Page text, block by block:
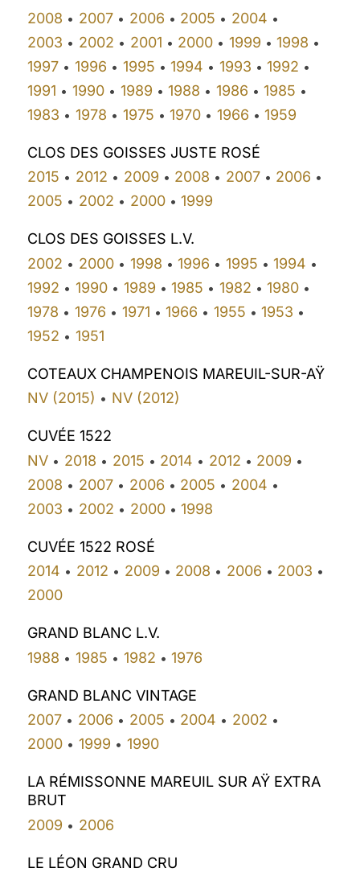
2008 • 2007• 2006 • 2005 • 2004 •
2003 • 2002 • 2001 • 2000 • 1999 • 1998 •
1997 • 1996 • 1995 • 1994 • 1993 • 1992 •
1991 • 1990• 1989 • 1988 • 1986 • 1985 •
1983 • 1978 • 1975 • 1970 • 1966 • 1959
CLOS DES GOISSES JUSTE ROSÉ
2015 • 2012 • 2009 • 2008 • 2007• 2006 •
2005 • 2002 • 2000• 1999
CLOS DES GOISSES L.V.
2002 • 2000• 1998 • 1996 • 1995 • 1994 •
1992 • 1990• 1989 • 1985 • 1982 • 1980 •
1978 • 1976 • 1971 • 1966 • 1955 • 1953 •
1952 • 1951
COTEAUX CHAMPENOIS MAREUIL-SUR-AŸ
NV (2015) • NV (2012)
CUVÉE 1522
NV • 2018 • 2015 • 2014 • 2012 • 2009 •
2008 • 2007• 2006 • 2005 • 2004 •
2003 • 2002 • 2000• 1998
CUVÉE 1522 ROSÉ
2014 • 2012 • 2009 • 2008 • 2006 • 2003 •
2000
GRAND BLANC L.V.
1988 • 1985 • 1982 • 1976
GRAND BLANC VINTAGE
2007 • 2006 • 2005 • 2004 • 2002 •
2000 • 1999 • 1990
LA RÉMISSONNE MAREUIL SUR AŸ EXTRA
BRUT
2009 • 2006
LE LÉON GRAND CRU